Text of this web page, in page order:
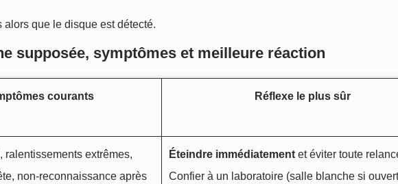
que le disque est détecté.
supposée, symptômes et meilleure réaction
courants Réflexe le plus sûr
ralentissements extrêmes,
non-reconnaissance après
Éteindre immédiatement et éviter toute
Confier à un laboratoire (salle blanche si